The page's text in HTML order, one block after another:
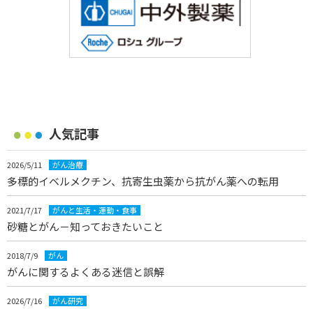
人気記事
2026/5/11 がん治療
多標的イベルメクチン、抗寄生虫薬から抗がん薬への転用
2021/7/17 がんと生活・運動・食事
砂糖とがん－知っておきたいこと
2018/7/9 がん
がんに関するよくある迷信と誤解
2026/7/16 がん研究